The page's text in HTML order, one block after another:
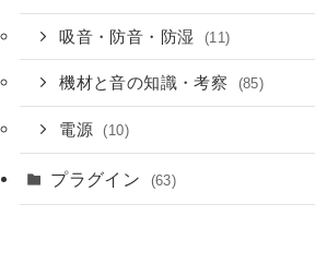
吸音・防音・防湿 (11)
機材と音の知識・考察 (85)
電源 (10)
プラグイン (63)